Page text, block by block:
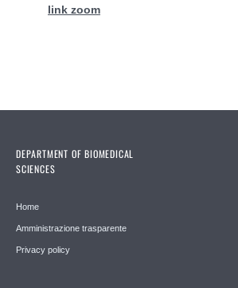
link zoom
DEPARTMENT OF BIOMEDICAL
SCIENCES
Home
Amministrazione trasparente
Privacy policy